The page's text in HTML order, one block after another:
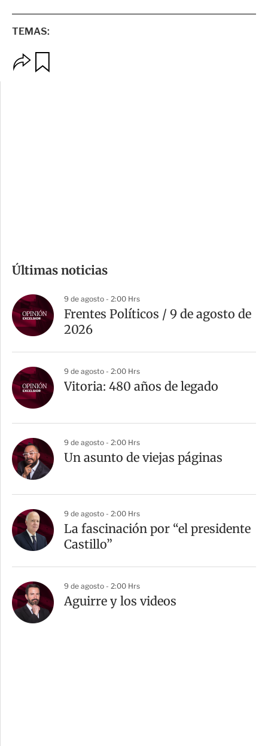
TEMAS:
p
p
a
r
t
Últimas noticias
9 de agosto - 2:00 Hrs
Frentes Políticos / 9 de agosto de
2026
9 de agosto - 2:00 Hrs
Vitoria: 480 años de legado
9 de agosto - 2:00 Hrs
Un asunto de viejas páginas
9 de agosto - 2:00 Hrs
La fascinación por “el presidente
Castillo”
9 de agosto - 2:00 Hrs
Aguirre y los videos